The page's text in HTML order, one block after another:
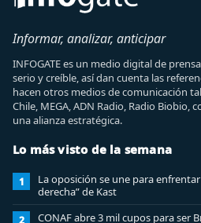
Informar, analizar, anticipar
INFOGATE es un medio digital de
serio y creíble, así dan cuenta las
hacen otros medios de comunicación
Chile, MEGA, ADN Radio, Radio Biobio,
una alianza estratégica.
Lo más visto de la semana
1
La oposición se une para
derecha” de Kast
2 CONAF abre 3 mil cupos para ser